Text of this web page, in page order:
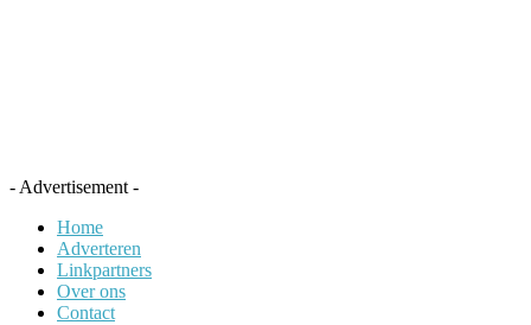
- Advertisement -
Home
Adverteren
Linkpartners
Over ons
Contact